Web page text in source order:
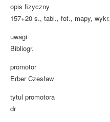
opis fizyczny
157+20 s., tabl., fot., mapy, wykr.
uwagi
Bibliogr.
promotor
Erber Czesław
tytul promotora
dr